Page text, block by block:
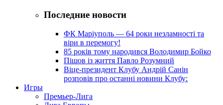
Последние новости
ФК Маріуполь — 64 роки незламності та
віри в перемогу!
85 років тому народився Володимир Бойко
Пішов із життя Павло Розумний
Віце-президент Клубу Андрій Санін
розповів про останні новини Клубу:
Игры
Премьер-Лига